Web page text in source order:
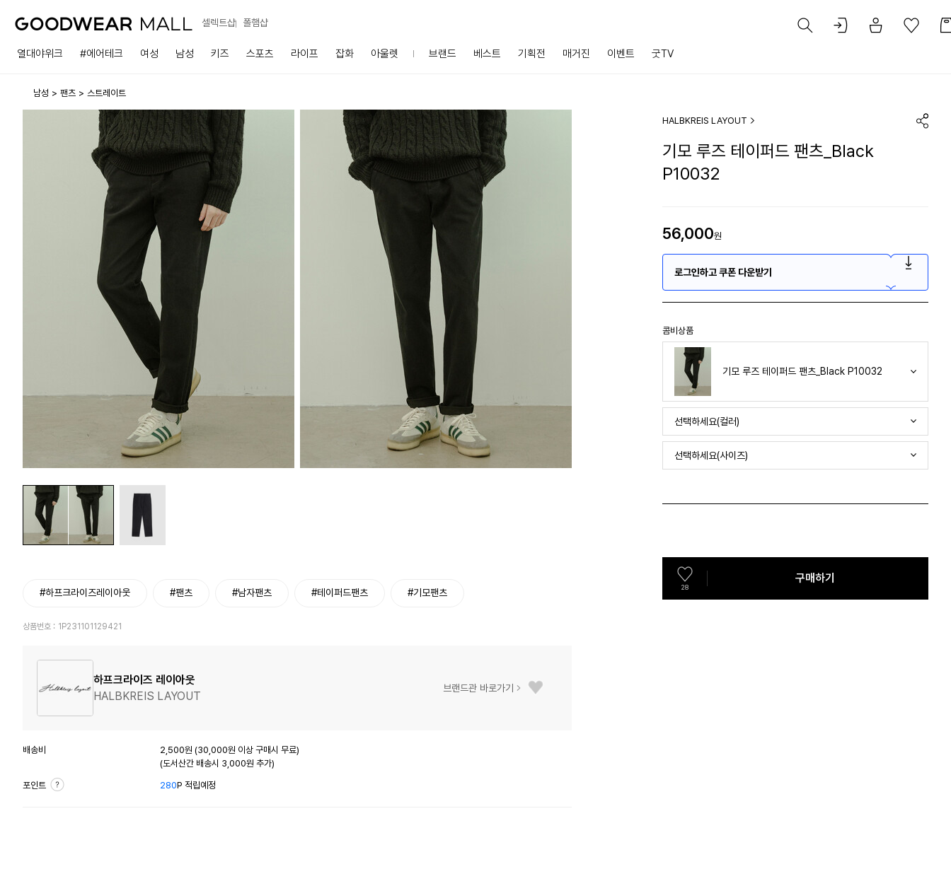
셀렉트샵 폴햄샵
열대야위크 #에어테크 여성 남성 키즈 스포츠 라이프 잡화 아울렛 브랜드 베스트 기획전 매거진 이벤트 굿TV
남성 팬츠 스트레이트
#하프크라이즈레이아웃 #팬츠 #남자팬츠 #테이퍼드팬츠 #기모팬츠
상품번호 : 1P231101129421
하프크라이즈 레이아웃
HALBKREIS LAYOUT
브랜드관 바로가기
배송비
2,500원 (30,000원 이상 구매시 무료)
(도서산간 배송시 3,000원 추가)
포인트 280P 적립예정
HALBKREIS LAYOUT
기모 루즈 테이퍼드 팬츠_Black
P10032
56,000원
로그인하고 쿠폰 다운받기
콤비상품
기모 루즈 테이퍼드 팬츠_Black P10032
선택하세요(컬러)
선택하세요(사이즈)
28
구매하기